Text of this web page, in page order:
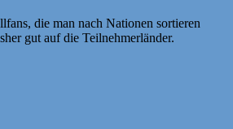
die man nach Nationen sortieren
gut auf die Teilnehmerländer.